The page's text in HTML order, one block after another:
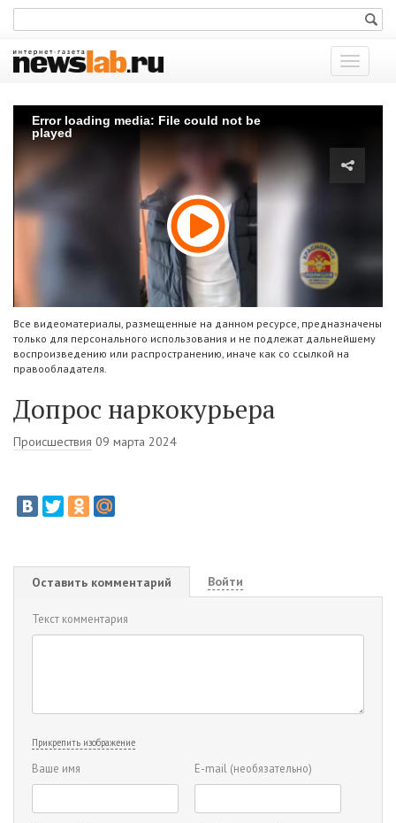
Показать
меню
Error loading media: File could not be
played
Все видеоматериалы, размещенные на данном ресурсе, предназначены
только для персонального использования и не подлежат дальнейшему
воспроизведению или распространению, иначе как со ссылкой на
правообладателя.
Допрос наркокурьера
Происшествия 09 марта 2024
Оставить комментарий Войти
Текст комментария
Прикрепить изображение
Ваше имя E-mail (необязательно)